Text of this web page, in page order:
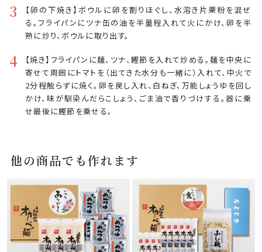
3
【卵の下焼き】ボウルに卵を割りほぐし、水溶き片栗粉を混ぜ
る。フライパンにツナ缶の油を半量程入れて火にかけ、卵を半
熟に炒り、ボウルに取り出す。
4
【焼き】フライパンに麺、ツナ、鰹節を入れて炒める。麺を中央に
寄せて周囲にトマトを（出てきた水分も一緒に）入れて、中火で
2分程触らずに焼く。卵を戻し入れ、白ねぎ、万能しょうゆを回し
かけ、味が馴染んだらこしょう、ごま油で香りづけする。器に乗
せ最後に鰹節を乗せる。
他の商品でも作れます